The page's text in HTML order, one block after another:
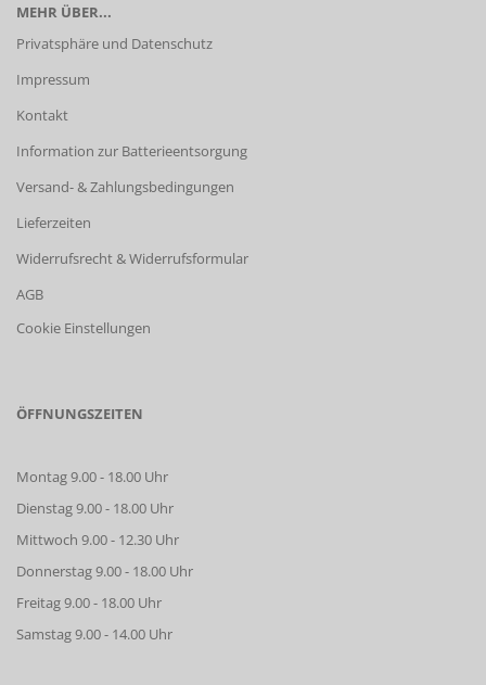
MEHR ÜBER...
Privatsphäre und Datenschutz
Impressum
Kontakt
Information zur Batterieentsorgung
Versand- & Zahlungsbedingungen
Lieferzeiten
Widerrufsrecht & Widerrufsformular
AGB
Cookie Einstellungen
ÖFFNUNGSZEITEN
Montag 9.00 - 18.00 Uhr
Dienstag 9.00 - 18.00 Uhr
Mittwoch 9.00 - 12.30 Uhr
Donnerstag 9.00 - 18.00 Uhr
Freitag 9.00 - 18.00 Uhr
Samstag 9.00 - 14.00 Uhr